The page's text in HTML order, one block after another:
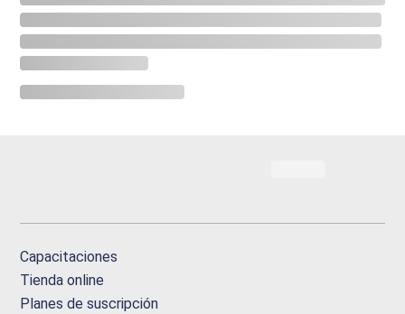
Capacitaciones
Tienda online
Planes de suscripción